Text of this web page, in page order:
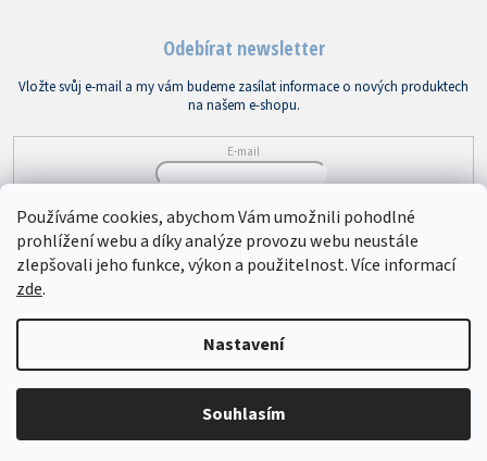
Používáme cookies, abychom Vám umožnili pohodlné
prohlížení webu a díky analýze provozu webu neustále
zlepšovali jeho funkce, výkon a použitelnost. Více informací
zde.
Nastavení
Souhlasím
Odebírat newsletter
Vložte svůj e-mail a my vám budeme zasílat informace o nových produktech
na našem e-shopu.
E-mail
PŘIHLÁSIT SE
Vytvořil Shoptet
Bytový textil VEBA . Všechna práva vyhrazena.
nastavení cookies